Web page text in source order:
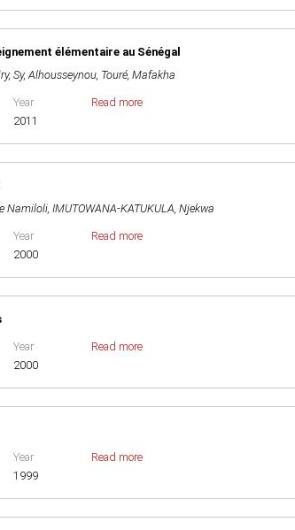
élémentaire au Sénégal
, Sy, Alhousseynou, Touré, Mafakha
Year
2011
Read more
Namiloli, IMUTOWANA-KATUKULA, Njekwa
Year
2000
Read more
Year
2000
Read more
Year
1999
Read more